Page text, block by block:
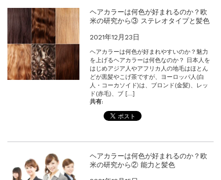
新着情報
2026.7.1
2026年度夏季・シルバーウィーク休業の...
新着情報
2025.3.11
【新商品】厚口ヘアカラーチャートA4サイ...
新着情報
2024.7.2
9月24日頃よりオンラインショップの送料...
新着情報
2024.4.10
在庫処分セールのお知らせ【なくなり次第終...
一部ヘアカラーチャートのお値引きを行いま...
ヘアカラーは何色が好まれるのか？欧
米の研究から③ ステレオタイプと髪色
2021年12月23日
ヘアカラーは何色が好まれやすいのか？魅力
を上げるヘアカラーは何色なのか？ 日本人を
はじめアジア人やアフリカ人の地毛はほとん
どが黒髪やこげ茶ですが、ヨーロッパ人(白
人・コーカソイド)は、ブロンド(金髪)、レッ
ド(赤毛)、ブ […]
共有:
ヘアカラーは何色が好まれるのか？欧
米の研究から② 能力と髪色